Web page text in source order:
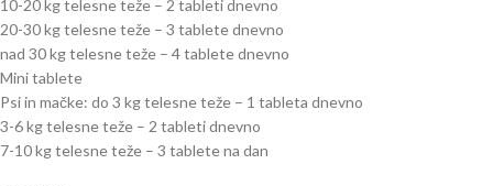
10-20 kg telesne teže – 2 tableti dnevno
20-30 kg telesne teže – 3 tablete dnevno
nad 30 kg telesne teže – 4 tablete dnevno
Mini tablete
Psi in mačke: do 3 kg telesne teže – 1 tableta dnevno
3-6 kg telesne teže – 2 tableti dnevno
7-10 kg telesne teže – 3 tablete na dan